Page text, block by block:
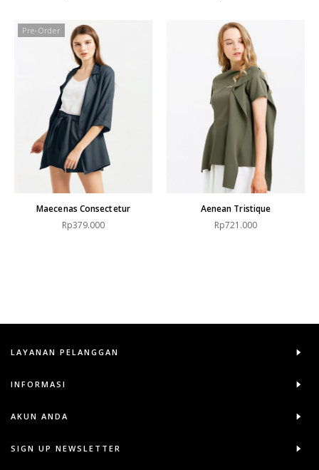
Pre-Order
Maecenas Consectetur
Rp379.000
Aenean Tristique
Rp721.000
LAYANAN PELANGGAN
INFORMASI
AKUN ANDA
SIGN UP NEWSLETTER